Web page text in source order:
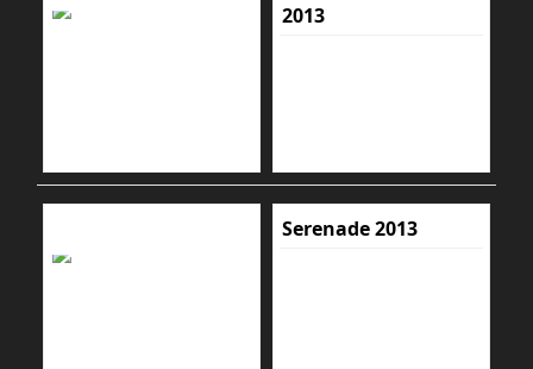
2013
Serenade 2013